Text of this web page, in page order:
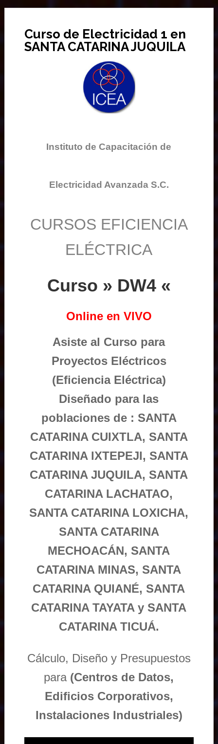
Curso de Electricidad 1 en
SANTA CATARINA JUQUILA
Instituto de Capacitación de
Electricidad Avanzada S.C.
CURSOS EFICIENCIA
ELÉCTRICA
Curso » DW4 «
Online en VIVO
Asiste al Curso para
Proyectos Eléctricos
(Eficiencia Eléctrica)
Diseñado para las
poblaciones de : SANTA
CATARINA CUIXTLA, SANTA
CATARINA IXTEPEJI, SANTA
CATARINA JUQUILA, SANTA
CATARINA LACHATAO,
SANTA CATARINA LOXICHA,
SANTA CATARINA
MECHOACÁN, SANTA
CATARINA MINAS, SANTA
CATARINA QUIANÉ, SANTA
CATARINA TAYATA y SANTA
CATARINA TICUÁ.
Cálculo, Diseño y Presupuestos
para (Centros de Datos,
Edificios Corporativos,
Instalaciones Industriales)